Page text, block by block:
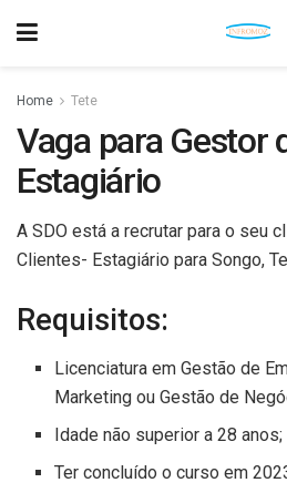
Home Tete
Vaga para Gestor
Estagiário
A SDO está a recrutar para o seu
Clientes- Estagiário para Songo,
Requisitos:
Licenciatura em Gestão de
Marketing ou Gestão de
Idade não superior a 28 anos;
Ter concluído o curso em